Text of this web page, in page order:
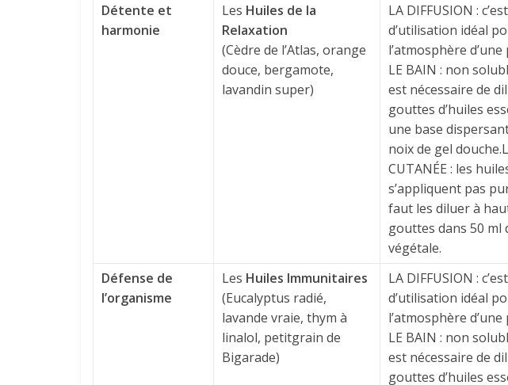
Détente et
harmonie
Les Huiles de la
Relaxation
(Cèdre de l’Atlas, orange
douce, bergamote,
lavandin super)
LA DIFFUSION :
d’utilisation idéal
l’atmosphère d’une
LE BAIN : non
est nécessaire de
gouttes d’huiles
une base
noix de gel
CUTANÉE : les
s’appliquent pas
faut les diluer à
gouttes dans 50 ml
végétale.
Défense de
l’organisme
Les Huiles Immunitaires
(Eucalyptus radié,
lavande vraie, thym à
linalol, petitgrain de
Bigarade)
LA DIFFUSION :
d’utilisation idéal
l’atmosphère d’une
LE BAIN : non
est nécessaire de
gouttes d’huiles